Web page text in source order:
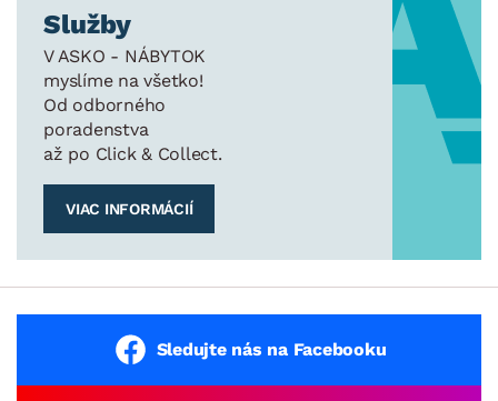
Služby
V ASKO - NÁBYTOK
myslíme na všetko!
Od odborného
poradenstva
až po Click & Collect.
VIAC INFORMÁCIÍ
Sledujte nás na Facebooku